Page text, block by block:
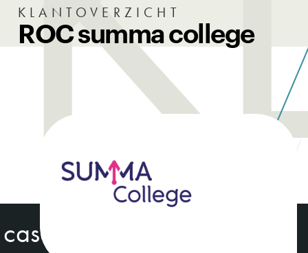
KLANTOVERZICHT
ROC summa college
cases over deze klant